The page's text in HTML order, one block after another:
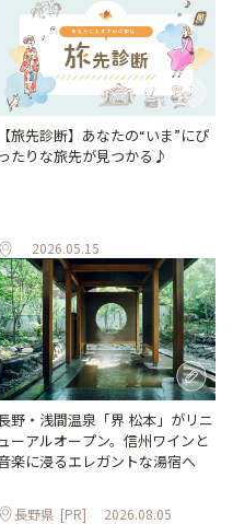
【旅先診断】あなたの“いま”にぴ
ったりな旅先が見つかる♪
2026.05.15
野・浅間温泉「界 松本」がリニ
ューアルオープン。信州ワインと
楽に浸るエレガントな湯宿へ
長野県 [PR] 2026.08.05